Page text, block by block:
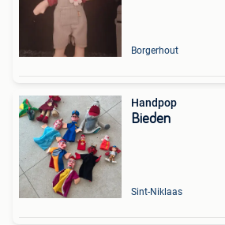
Borgerhout
Handpop
Bieden
Sint-Niklaas